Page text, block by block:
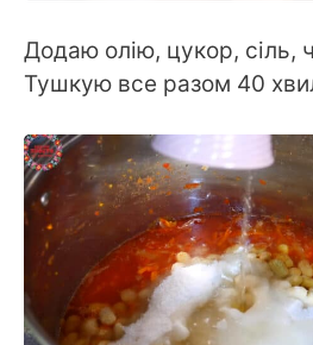
Додаю олію, цукор, сіль,
Тушкую все разом 40